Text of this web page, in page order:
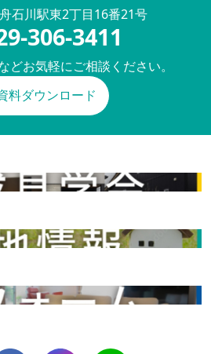
石川駅東2丁目16番21号
306-3411
どお気軽にご相談ください。
料ダウンロード